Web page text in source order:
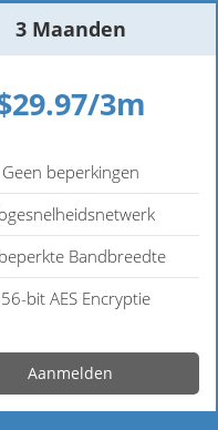
3 Maanden
3m
Geen beperkingen
Bandbreedte
bit AES Encryptie
Aanmelden